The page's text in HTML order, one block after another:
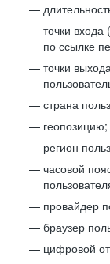
точки входа
по ссылке
точки
страна
геопозицию;
регион
часовой
провайдер
браузер
цифровой